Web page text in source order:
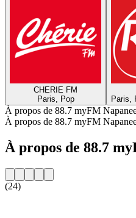
CHERIE FM
Paris, Pop
Paris,
À propos de 88.7 myFM
À propos de 88.7 myFM
À propos de 88.7
(24)